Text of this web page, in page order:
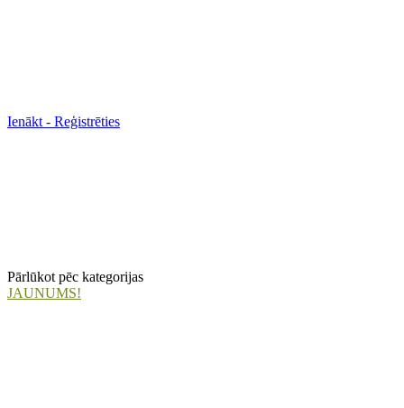
Ienākt - Reģistrēties
Pārlūkot pēc kategorijas
JAUNUMS!